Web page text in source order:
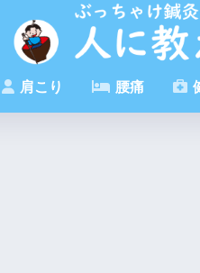
肩こり 腰痛